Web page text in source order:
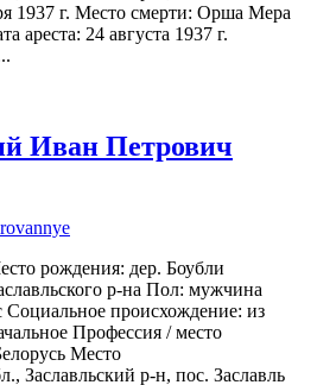
1937 г. Место смерти: Орша Мера
ареста: 24 августа 1937 г.
Иван Петрович
рождения: дер. Боубли
р-на Пол: мужчина
Социальное происхождение: из
Профессия / место
Место
Заславльский р-н, пос. Заславль